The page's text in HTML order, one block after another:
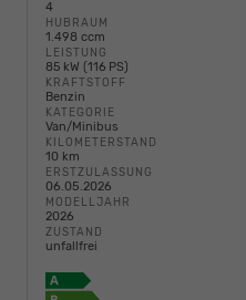
4
HUBRAUM
1.498 ccm
LEISTUNG
85 kW (116 PS)
KRAFTSTOFF
Benzin
KATEGORIE
Van/Minibus
KILOMETERSTAND
10 km
ERSTZULASSUNG
06.05.2026
MODELLJAHR
2026
ZUSTAND
unfallfrei